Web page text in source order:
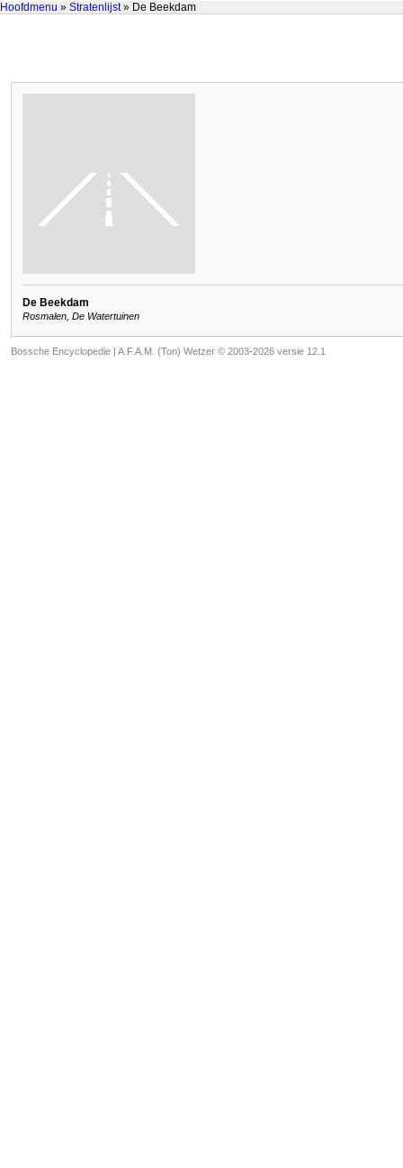
Hoofdmenu » Stratenlijst» De Beekdam
De Beekdam
Rosmalen, De Watertuinen
Bossche Encyclopedie | A.F.A.M. (Ton) Wetzer © 2003-2026 versie 12.1